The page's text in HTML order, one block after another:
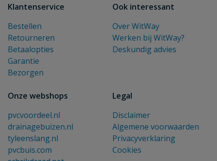
Klantenservice
Bestellen
Retourneren
Betaalopties
Garantie
Bezorgen
Ook interessant
Over WitWay
Werken bij WitWay?
Deskundig advies
Onze webshops
pvcvoordeel.nl
drainagebuizen.nl
tyleenslang.nl
pvcbuis.com
Legal
Disclaimer
Algemene voorwaarden
Privacyverklaring
Cookies